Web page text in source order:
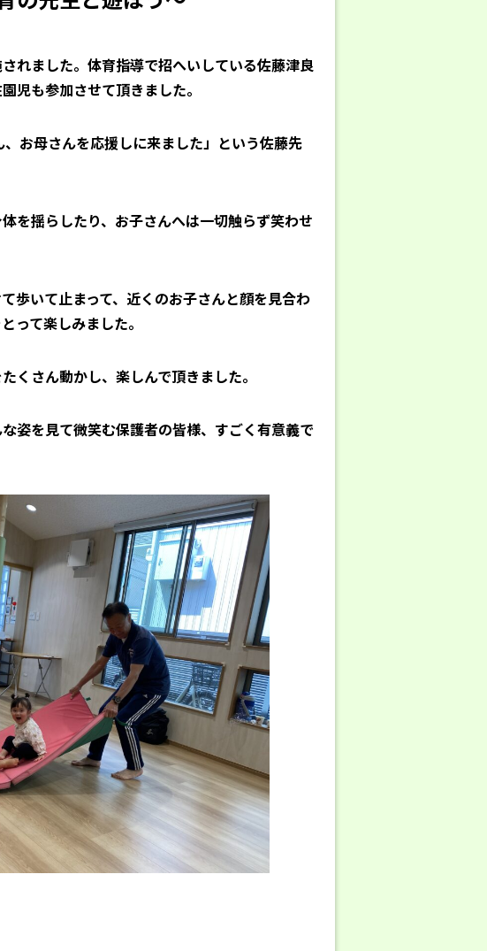
れました。体育指導で招へいしている佐藤津良
児も参加させて頂きました。
、お母さんを応援しに来ました」という佐藤先
を揺らしたり、お子さんへは一切触らず笑わせ
歩いて止まって、近くのお子さんと顔を見合わ
って楽しみました。
くさん動かし、楽しんで頂きました。
姿を見て微笑む保護者の皆様、すごく有意義で